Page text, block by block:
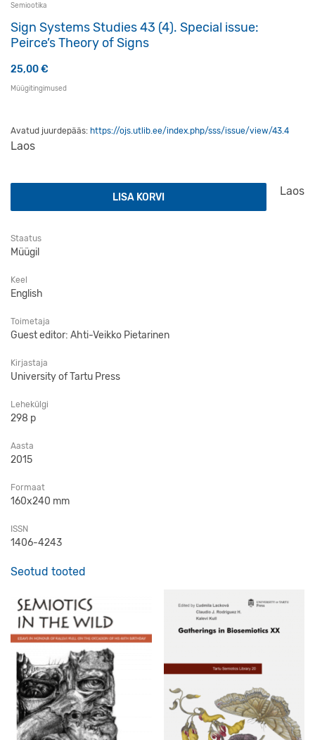
Semiootika
Sign Systems Studies 43 (4). Special issue:
Peirce’s Theory of Signs
25,00€
Müügitingimused
Avatud juurdepääs: https://ojs.utlib.ee/index.php/sss/issue/view/43.4
Laos
Laos
Sign Systems Studies 43 (4). Special issue: Peirce's
LISA KORVI
Staatus
Müügil
Keel
English
Toimetaja
Guest editor: Ahti-Veikko Pietarinen
Kirjastaja
University of Tartu Press
Lehekülgi
298 p
Aasta
2015
Formaat
160x240 mm
ISSN
1406-4243
Seotud tooted